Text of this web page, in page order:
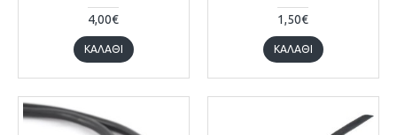
4,00€
ΚΑΛΆΘΙ
1,50€
ΚΑΛΆΘΙ